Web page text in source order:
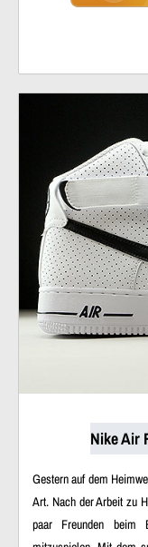
Nike Air
Gestern auf dem
Art. Nach der Arbeit zu
paar Freunden beim